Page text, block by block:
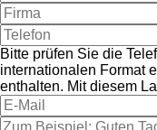
Bitte prüfen Sie die
internationalen Format
enthalten. Mit diesem